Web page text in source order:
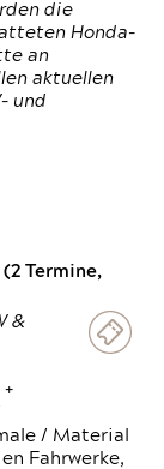
die
Honda-
an
aktuellen
und
Termine,
&
/ Material
Fahrwerke,